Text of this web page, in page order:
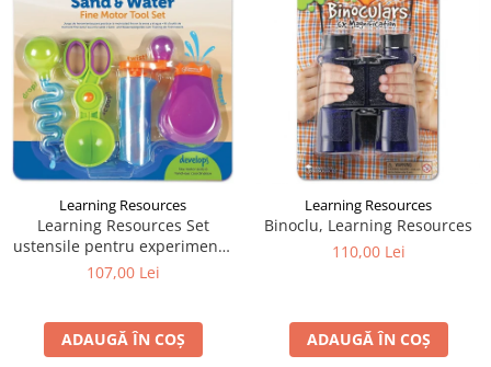
Learning Resources
Learning Resources Set
ustensile pentru experimente
- Apă și Nisip
107,00 Lei
ADAUGĂ ÎN COȘ
Learning Resources
Binoclu, Learning Resources
110,00 Lei
ADAUGĂ ÎN COȘ